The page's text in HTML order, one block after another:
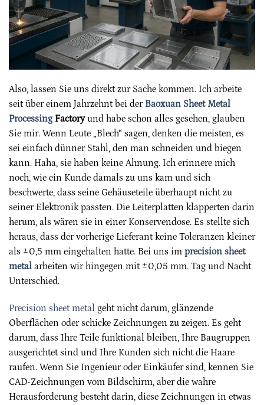
Also, lassen Sie uns direkt zur Sache kommen. Ich arbeite
seit über einem Jahrzehnt bei der Baoxuan Sheet Metal
ProcessingFactoryund habe schon alles gesehen, glauben
Sie mir. Wenn Leute „Blech“ sagen, denken die meisten, es
sei einfach dünner Stahl, den man schneiden und biegen
kann. Haha, sie haben keine Ahnung. Ich erinnere mich
noch, wie ein Kunde damals zu uns kam und sich
beschwerte, dass seine Gehäuseteile überhaupt nicht zu
seiner Elektronik passten. Die Leiterplatten klapperten darin
herum, als wären sie in einer Konservendose. Es stellte sich
heraus, dass der vorherige Lieferant keine Toleranzen kleiner
als ±0,5 mm eingehalten hatte. Bei uns im precision sheet
metal arbeiten wir hingegen mit ±0,05 mm. Tag und Nacht
Unterschied.
Precision sheet metal geht nicht darum, glänzende
Oberflächen oder schicke Zeichnungen zu zeigen. Es geht
darum, dass Ihre Teile funktional bleiben, Ihre Baugruppen
ausgerichtet sind und Ihre Kunden sich nicht die Haare
raufen. Wenn Sie Ingenieur oder Einkäufer sind, kennen Sie
CAD-Zeichnungen vom Bildschirm, aber die wahre
Herausforderung besteht darin, diese Zeichnungen in etwas